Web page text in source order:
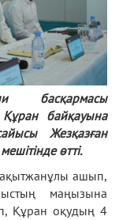
басқармасы
байқауына
Жезқазған
өтті.
ашып,
маңызына
Құран оқудың 4